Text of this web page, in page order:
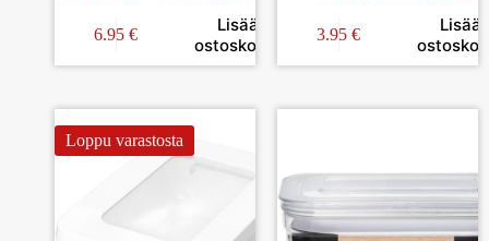
6.95 €
Lisää
ostoskoriin
3.95 €
Lisää
Loppu varastosta